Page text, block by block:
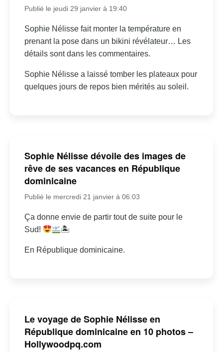
Publié le jeudi 29 janvier à 19:40
Sophie Nélisse fait monter la température en
prenant la pose dans un bikini révélateur… Les
détails sont dans les commentaires.
Sophie Nélisse a laissé tomber les plateaux pour
quelques jours de repos bien mérités au soleil.
Sophie Nélisse dévoile des images de
rêve de ses vacances en République
dominicaine
Publié le mercredi 21 janvier à 06:03
Ça donne envie de partir tout de suite pour le
Sud!
🏝
En République dominicaine.
Le voyage de Sophie Nélisse en
République dominicaine en 10 photos –
Hollywoodpq.com